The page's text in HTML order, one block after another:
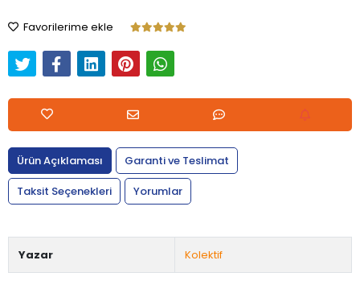
Favorilerime ekle
Ürün Açıklaması
Garanti ve Teslimat
Taksit Seçenekleri
Yorumlar
Yazar Kolektif